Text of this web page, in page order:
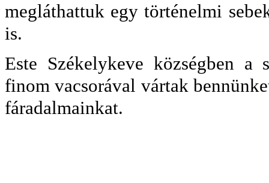
megláthattuk egy történelmi
is.
Este Székelykeve községben a
finom vacsorával vártak
fáradalmainkat.